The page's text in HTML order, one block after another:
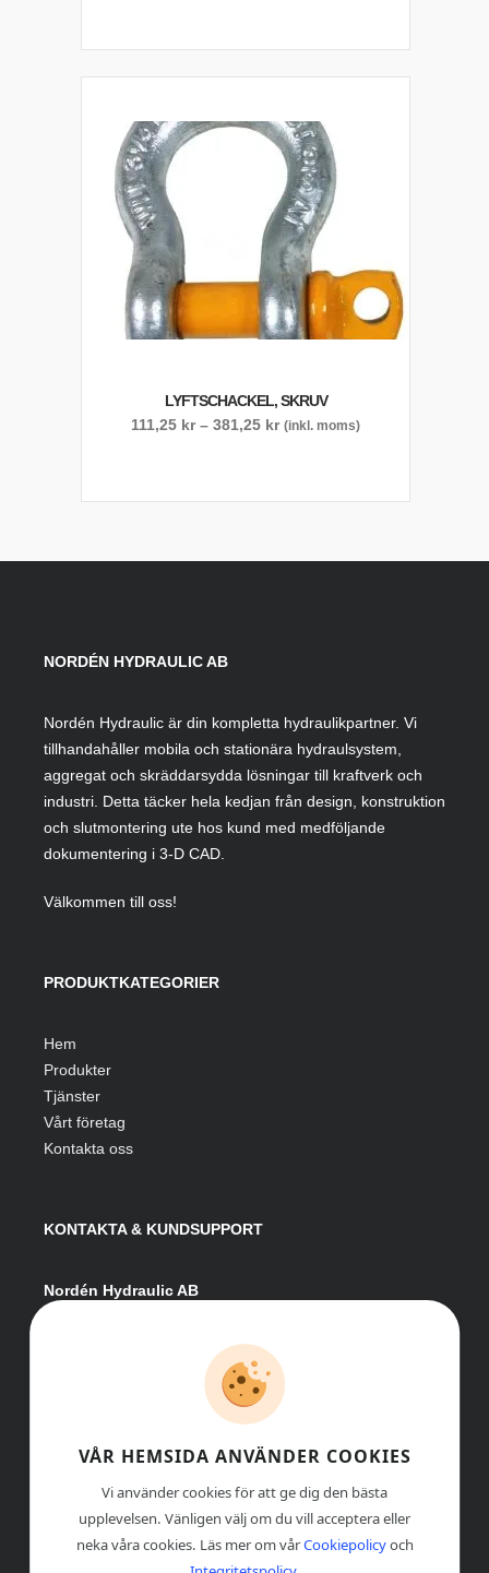
LYFTSCHACKEL, SKRUV
111,25 kr – 381,25 krPrisintervall:
(inkl. moms)
NORDÉN HYDRAULIC AB
Nordén Hydraulic är din kompletta hydraulikpartner. Vi
tillhandahåller mobila och stationära hydraulsystem,
aggregat och skräddarsydda lösningar till kraftverk och
industri. Detta täcker hela kedjan från design, konstruktion
och slutmontering ute hos kund med medföljande
dokumentering i 3-D CAD.
Välkommen till oss!
PRODUKTKATEGORIER
Hem
Produkter
Tjänster
Vårt företag
Kontakta oss
KONTAKTA & KUNDSUPPORT
Nordén Hydraulic AB
info@nordenhydraulic.se
Org-nr: 556531-8424
VÅR HEMSIDA ANVÄNDER COOKIES
Vi använder cookies för att ge dig den bästa
upplevelsen. Vänligen välj om du vill acceptera eller
neka våra cookies. Läs mer om vårCookiepolicyoch